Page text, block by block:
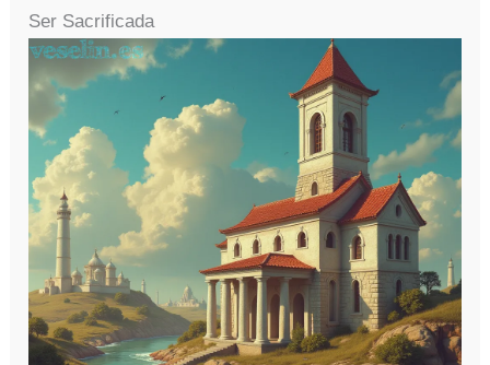
Ser Sacrificada